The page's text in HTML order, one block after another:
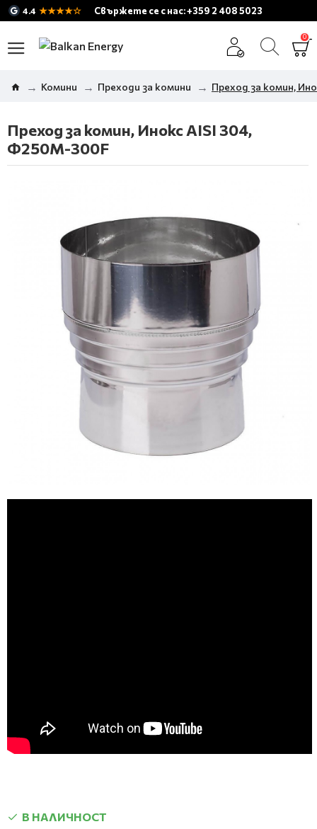
4.4 ★★★★☆ Свържете се с нас: +359 2 408 5023
0
Комини Преходи за комини Преход за комин,
Преход за комин, Инокс AISI 304,
Φ250M-300F
В НАЛИЧНОСТ